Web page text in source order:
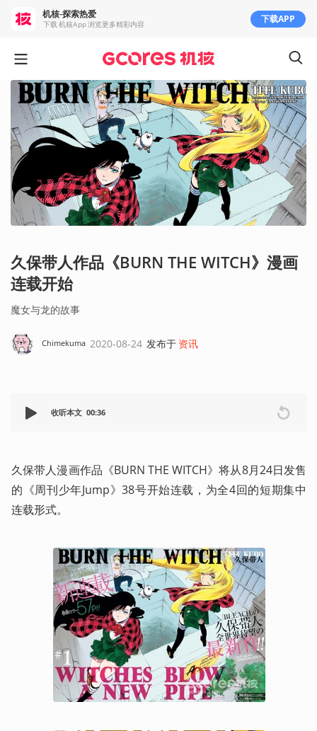
久保带人作品《BURN THE WITCH》漫画
连载开始
魔女与龙的故事
Chimekuma 2020-08-24 发布于 资讯
收听本文 00:36
久保带人漫画作品《BURN THE WITCH》将从8月24日发售
的《周刊少年Jump》38号开始连载，为全4回的短期集中
连载形式。
机核-探索热爱
下载 机核App 浏览更多精彩内容 下载APP